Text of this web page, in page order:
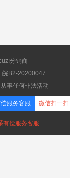
分销商
皖B2-20200047
事任何非法活动
服务客服 微信扫一扫
有偿服务客服